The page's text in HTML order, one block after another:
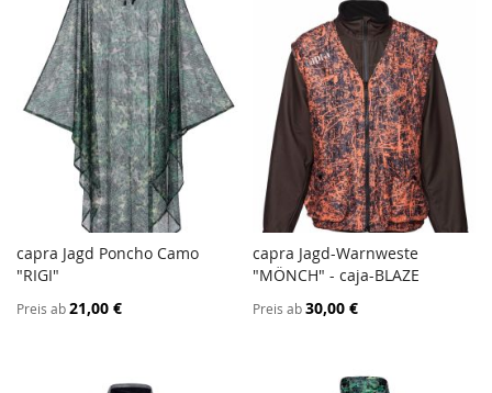
In den Warenkorb
HINZUFÜGEN
capra Jagd Poncho Camo
"RIGI"
Preis ab21,00 €
In den Warenkorb
capra Jagd-Warnweste
"MÖNCH" - caja-BLAZE
Preis ab 30,00 €